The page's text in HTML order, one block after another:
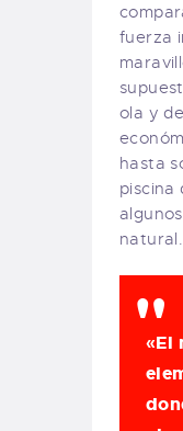
fuerza
ola y
hasta
piscina
natural.
«El